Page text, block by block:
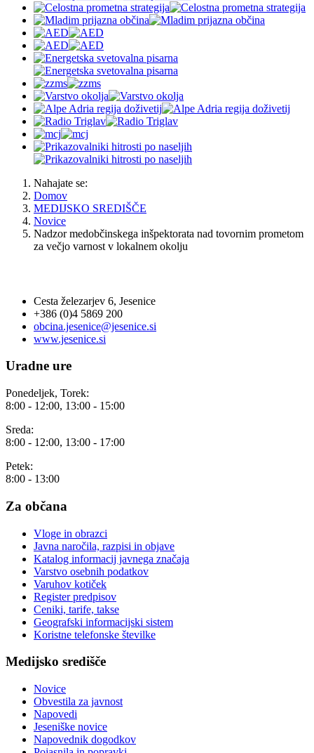
Nahajate se:
Domov
MEDIJSKO SREDIŠČE
Novice
Nadzor medobčinskega inšpektorata nad tovornim prometom
za večjo varnost v lokalnem okolju
Cesta železarjev 6, Jesenice
+386 (0)4 5869 200
obcina.jesenice@jesenice.si
www.jesenice.si
Uradne ure
Ponedeljek, Torek:
8:00 - 12:00, 13:00 - 15:00
Sreda:
8:00 - 12:00, 13:00 - 17:00
Petek:
8:00 - 13:00
Za občana
Vloge in obrazci
Javna naročila, razpisi in objave
Katalog informacij javnega značaja
Varstvo osebnih podatkov
Varuhov kotiček
Register predpisov
Ceniki, tarife, takse
Geografski informacijski sistem
Koristne telefonske številke
Medijsko središče
Novice
Obvestila za javnost
Napovedi
Jeseniške novice
Napovednik dogodkov